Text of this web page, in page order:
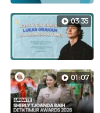
03:35
01:07